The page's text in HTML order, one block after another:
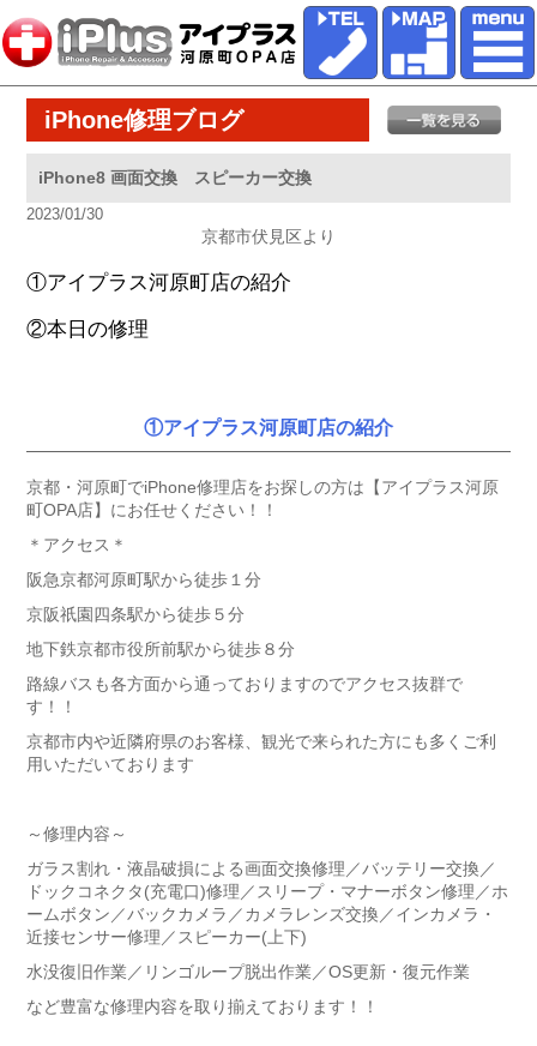
iPhone修理ブログ
iPhone8 画面交換 スピーカー交換
2023/01/30
京都市伏見区より
①アイプラス河原町店の紹介
②本日の修理
①アイプラス河原町店の紹介
京都・河原町でiPhone修理店をお探しの方は【アイプラス河原
町OPA店】にお任せください！！
＊アクセス＊
阪急京都河原町駅から徒歩１分
京阪祇園四条駅から徒歩５分
地下鉄京都市役所前駅から徒歩８分
路線バスも各方面から通っておりますのでアクセス抜群で
す！！
京都市内や近隣府県のお客様、観光で来られた方にも多くご利
用いただいております
～修理内容～
ガラス割れ・液晶破損による画面交換修理／バッテリー交換／
ドックコネクタ(充電口)修理／スリープ・マナーボタン修理／ホ
ームボタン／バックカメラ／カメラレンズ交換／インカメラ・
近接センサー修理／スピーカー(上下)
水没復旧作業／リンゴループ脱出作業／OS更新・復元作業
など豊富な修理内容を取り揃えております！！